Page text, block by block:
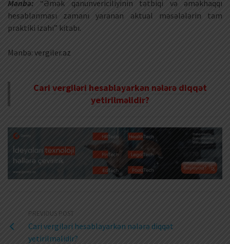
Mənbə: “Əmək qanunvericiliyinin tətbiqi və əməkhaqqı
hesablanması zamanı yaranan aktual məsələlərin tam
praktiki izahı” kitabı.
Mənbə: vergiler.az
Cari vergiləri hesablayarkən nələrə diqqət
yetirilməlidir?
PREVIOUS POST
Cari vergiləri hesablayarkən nələrə diqqət
yetirilməlidir?